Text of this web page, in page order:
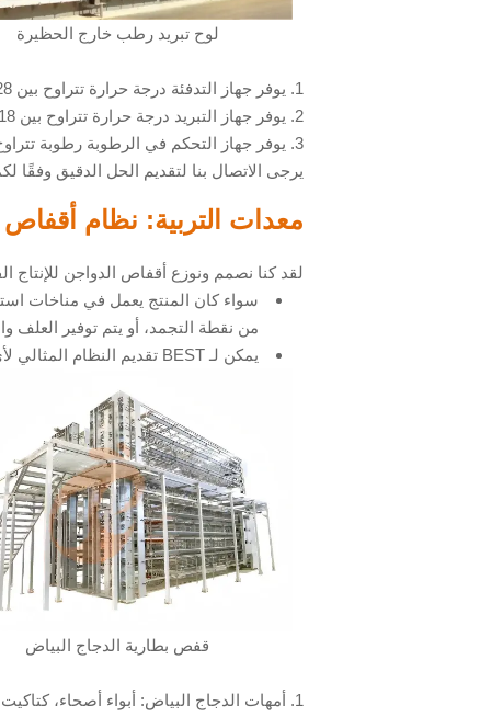
لوح تبريد رطب خارج الحظيرة
1. يوفر جهاز التدفئة درجة حرارة تتراوح بين 28℃-37℃ للكتاكيت وفقًا لأعمارها المختلفة.
2. يوفر جهاز التبريد درجة حرارة تتراوح بين 18℃-27℃ للدجاج الأكبر سنًا وفقًا لأعمارها المختلفة.
3. يوفر جهاز التحكم في الرطوبة رطوبة تتراوح بين 40%-70% للدجاج وفقًا لأعمارها
يرجى الاتصال بنا لتقديم الحل الدقيق وفقًا
معدات التربية: نظام أقفاص
لقد كنا نصمم ونوزع أقفاص الدواجن
سواء كان المنتج يعمل في مناخات
من نقطة التجمد، أو يتم توفير العلف
يمكن لـ BEST تقديم النظام المثالي لأي جزء من العالم.
قفص بطارية الدجاج البياض
1. أمهات الدجاج البياض: أبواء أصحاء، كتاكيت صحية